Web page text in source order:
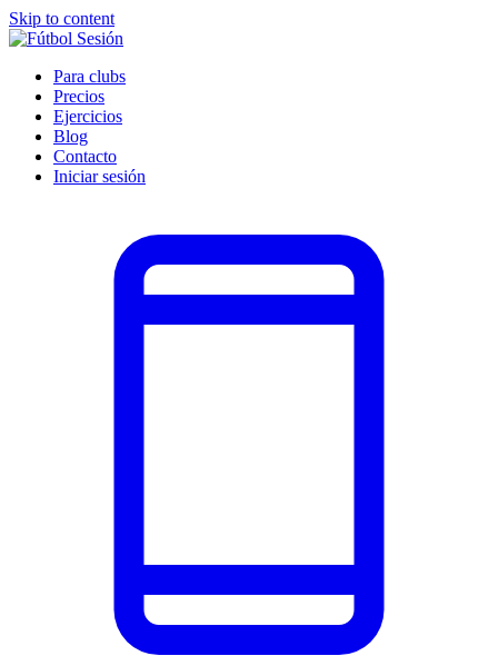
Skip to content
Para clubs
Precios
Ejercicios
Blog
Contacto
Iniciar sesión